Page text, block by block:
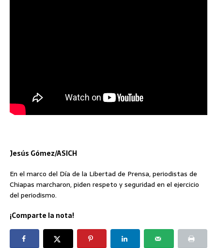
Jesús Gómez/ASICH
En el marco del Día de la Libertad de Prensa, periodistas de
Chiapas marcharon, piden respeto y seguridad en el ejercicio
del periodismo.
¡Comparte la nota!